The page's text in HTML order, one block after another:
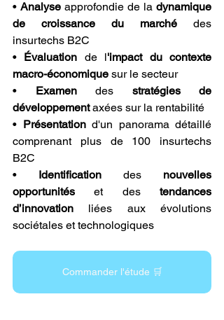
• Analyse approfondie de la dynamique
de croissance du marché des
insurtechs B2C
• Évaluation de l'impact du contexte
macro-économique sur le secteur
• Examen des stratégies de
développement axées sur la rentabilité
• Présentation d'un panorama détaillé
comprenant plus de 100 insurtechs
B2C
• Identification des nouvelles
opportunités et des tendances
d’innovation liées aux évolutions
sociétales et technologiques
Commander l'étude 🛒